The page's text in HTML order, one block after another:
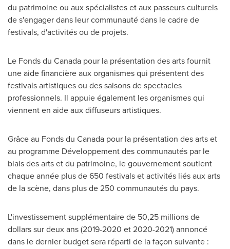
du patrimoine ou aux spécialistes et aux passeurs culturels
de s'engager dans leur communauté dans le cadre de
festivals, d'activités ou de projets.
Le Fonds du Canada pour la présentation des arts fournit
une aide financière aux organismes qui présentent des
festivals artistiques ou des saisons de spectacles
professionnels. Il appuie également les organismes qui
viennent en aide aux diffuseurs artistiques.
Grâce au Fonds du Canada pour la présentation des arts et
au programme Développement des communautés par le
biais des arts et du patrimoine, le gouvernement soutient
chaque année plus de 650 festivals et activités liés aux arts
de la scène, dans plus de 250 communautés du pays.
L'investissement supplémentaire de 50,25 millions de
dollars sur deux ans (2019-2020 et2020-2021) annoncé
dans le dernier budget sera réparti de la façon suivante :